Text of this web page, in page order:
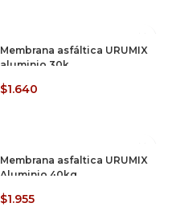
Membrana asfáltica URUMIX
aluminio 30k
$1.640
Membrana asfaltica URUMIX
Aluminio 40kg
$1.955